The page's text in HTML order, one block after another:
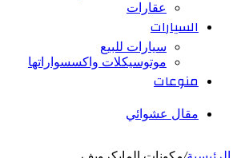
عقارات
السيارات
سيارات للبيع
موتوسيكلات واكسسواراتها
منوعات
مقال عشوائي